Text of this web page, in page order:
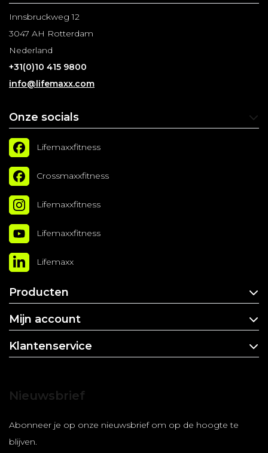
Innsbruckweg 12
3047 AH Rotterdam
Nederland
+31(0)10 415 9800
info@lifemaxx.com
Onze socials
Lifemaxxfitness
Crossmaxxfitness
Lifemaxxfitness
Lifemaxxfitness
Lifemaxx
Producten
Mijn account
Klantenservice
Nieuwsbrief
Abonneer je op onze nieuwsbrief om op de hoogte te
blijven.